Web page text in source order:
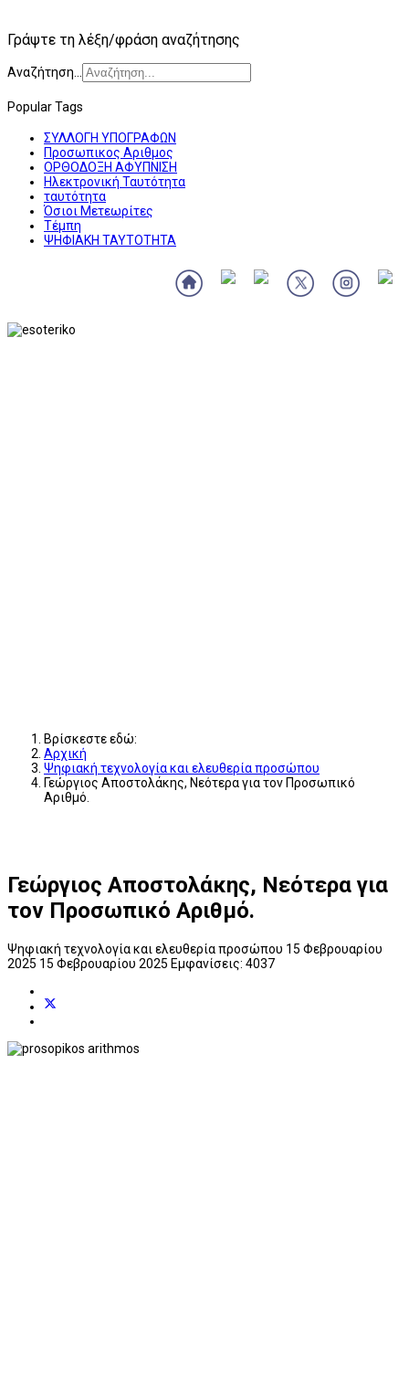
Γράψτε τη λέξη/φράση αναζήτησης
Αναζήτηση...
Popular Tags
ΣΥΛΛΟΓΗ ΥΠΟΓΡΑΦΩΝ
Προσωπικος Αριθμος
ΟΡΘΟΔΟΞΗ ΑΦΥΠΝΙΣΗ
Ηλεκτρονική Ταυτότητα
ταυτότητα
Όσιοι Μετεωρίτες
Τέμπη
ΨΗΦΙΑΚΗ ΤΑΥΤΟΤΗΤΑ
Βρίσκεστε εδώ:
Αρχική
Ψηφιακή τεχνολογία και ελευθερία προσώπου
Γεώργιος Αποστολάκης, Νεότερα για τον Προσωπικό
Αριθμό.
Γεώργιος Αποστολάκης, Νεότερα για
τον Προσωπικό Αριθμό.
Ψηφιακή τεχνολογία και ελευθερία προσώπου 15 Φεβρουαρίου
2025 15 Φεβρουαρίου 2025 Εμφανίσεις: 4037